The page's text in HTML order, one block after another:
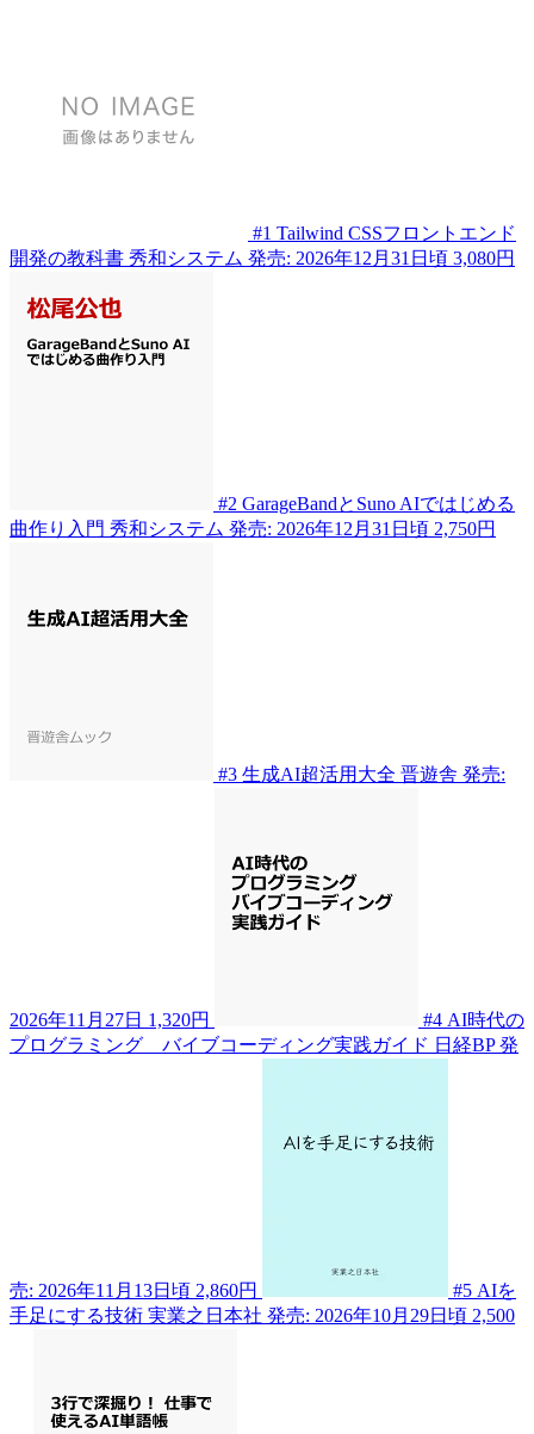
#1 Tailwind CSSフロントエンド
開発の教科書 秀和システム 発売: 2026年12月31日頃 3,080円
#2 GarageBandとSuno AIではじめる
曲作り入門 秀和システム 発売: 2026年12月31日頃 2,750円
#3 生成AI超活用大全 晋遊舎 発売:
2026年11月27日 1,320円 #4 AI時代の
プログラミング バイブコーディング実践ガイド 日経BP 発
売: 2026年11月13日頃 2,860円 #5 AIを
手足にする技術 実業之日本社 発売: 2026年10月29日頃 2,500